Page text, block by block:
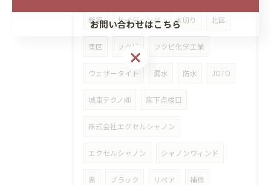
新築 サイディング 水切り 北区
東区 フクビ フクビ化学工業
ウェザータイト 漏水 防水 JOTO
城東テクノ㈱ 床下点検口
株式会社エクセルシャノン
エクセルシャノン シャノンウィンド
黒 ブラック リペア 補修
お問い合わせはこちら